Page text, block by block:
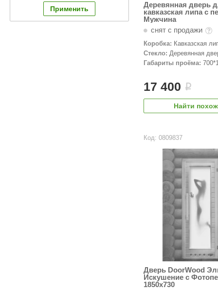
Деревянная дверь
кавказская липа с
Мужчина
снят с продажи
Коробка: Кавказская
Стекло: Деревянная
Габариты проёма:
17 400 i
Найти
Код: 0809837
Дверь DoorWood
Искушение с
1850х730